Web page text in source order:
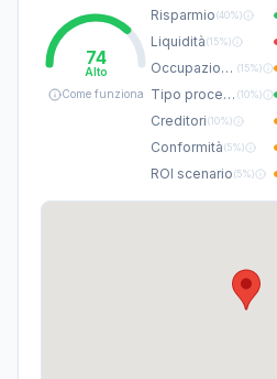
74
Alto
Come funziona
Risparmio(40%)
Liquidità(15%)
Occupazione (15%)
Tipo procedura (10%)
Creditori(10%)
Conformità(5%)
ROI scenario(5%)